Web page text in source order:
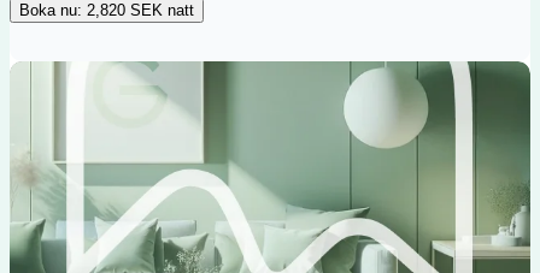
Boka nu: 2,820 SEK natt